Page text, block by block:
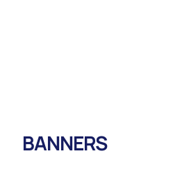
BANNERS